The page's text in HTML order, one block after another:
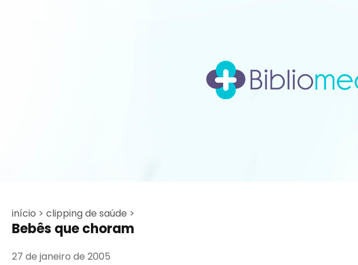
início > clipping de saúde >
Bebês que choram
27 de janeiro de 2005